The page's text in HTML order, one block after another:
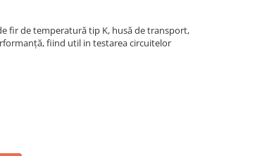
fir de temperatură tip K, husă de transport,
fiind util in testarea circuitelor